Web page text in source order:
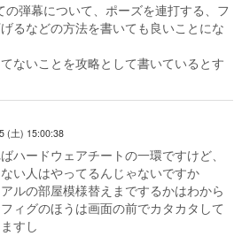
の弾幕について、ポーズを連打する、フ
るなどの方法を書いても良いことにな
ないことを攻略として書いているとす
(土) 15:00:38
ハードウェアチートの一環ですけど、
い人はやってるんじゃないですか
ルの部屋模様替えまでするかはわから
ィグのほうは画面の前でカタカタして
すし